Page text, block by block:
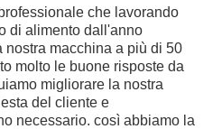
che lavorando
di alimento dall'anno
nostra macchina a più di 50
molto le buone risposte da
migliorare la nostra
del cliente e
necessario. così abbiamo la